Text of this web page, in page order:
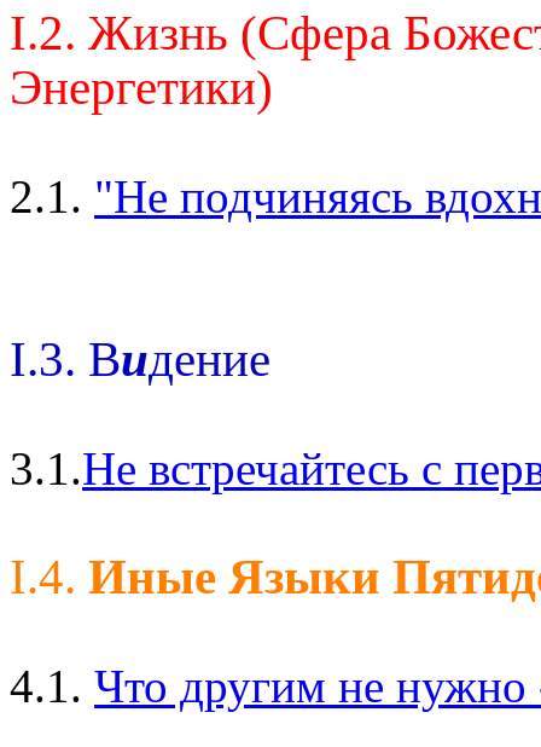
I.2. Жизнь (Сфера
Энергетики)
2.1. "Не подчиняясь
I.3. Видение
3.1.Не встречайтесь с
I.4. Иные Языки
4.1. Что другим не